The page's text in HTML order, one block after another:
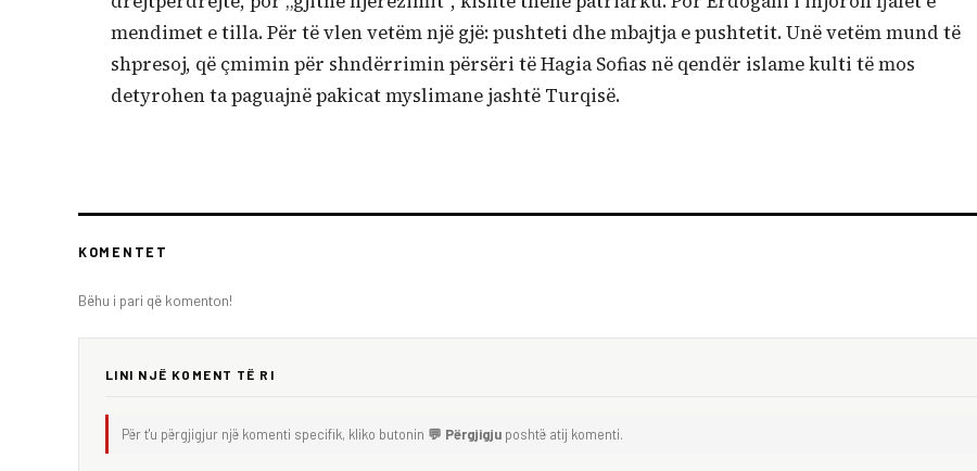
mendimet e tilla. Për të vlen vetëm një gjë: pushteti dhe mbajtja e pushtetit. Unë vetëm mund të
shpresoj, që çmimin për shndërrimin përsëri të Hagia Sofias në qendër islame kulti të mos
detyrohen ta paguajnë pakicat myslimane jashtë Turqisë.
KOMENTET
Bëhu i pari që komenton!
LINI NJË KOMENT TË RI
Për t'u përgjigjur një komenti specifik, kliko butonin 💬 Përgjigju poshtë atij komenti.